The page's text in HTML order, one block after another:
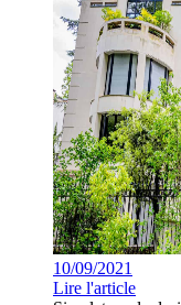
10/09/2021
Lire l'article